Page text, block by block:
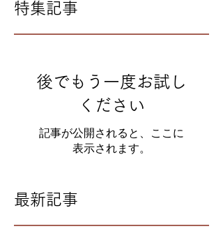
特集記事
後でもう一度お試し
ください
記事が公開されると、ここに
表示されます。
最新記事